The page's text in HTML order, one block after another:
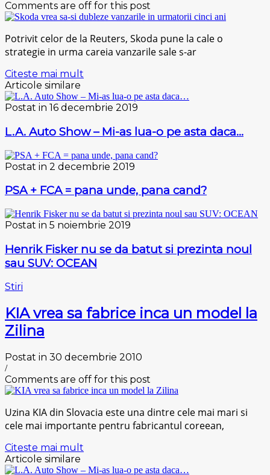
Comments are off for this post
Potrivit celor de la Reuters, Skoda pune la cale o
strategie in urma careia vanzarile sale s-ar
Citeste mai mult
Articole similare
Postat in 16 decembrie 2019
L.A. Auto Show – Mi-as lua-o pe asta daca…
Postat in 2 decembrie 2019
PSA + FCA = pana unde, pana cand?
Postat in 5 noiembrie 2019
Henrik Fisker nu se da batut si prezinta noul
sau SUV: OCEAN
Stiri
KIA vrea sa fabrice inca un model la
Zilina
Postat in 30 decembrie 2010
/
Comments are off for this post
Uzina KIA din Slovacia este una dintre cele mai mari si
cele mai importante pentru fabricantul coreean,
Citeste mai mult
Articole similare